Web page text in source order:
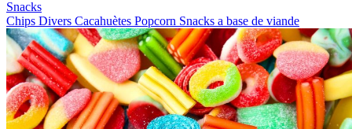
Snacks
Chips Divers Cacahuètes Popcorn Snacks a base de viande